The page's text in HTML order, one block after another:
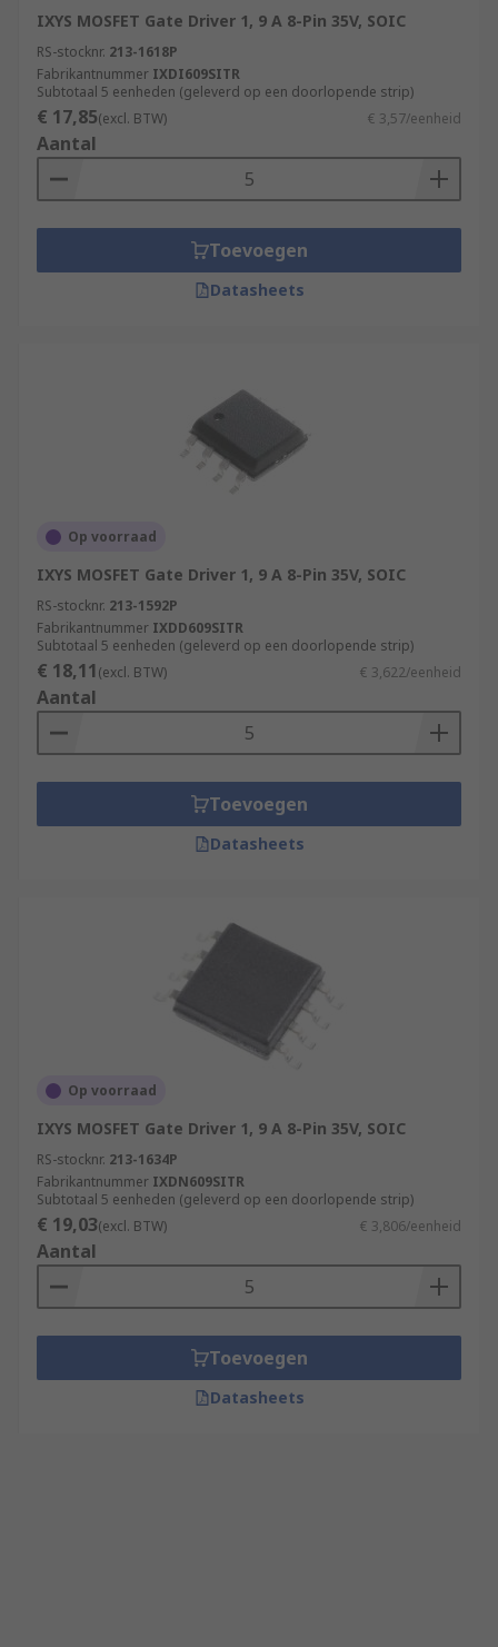
IXYS MOSFET Gate Driver 1, 9 A 8-Pin 35V, SOIC
RS-stocknr. 213-1618P
Fabrikantnummer IXDI609SITR
Subtotaal 5 eenheden (geleverd op een doorlopende strip)
€ 17,85(excl. BTW) € 3,57/eenheid
Aantal
Toevoegen
Datasheets
Op voorraad
IXYS MOSFET Gate Driver 1, 9 A 8-Pin 35V, SOIC
RS-stocknr. 213-1592P
Fabrikantnummer IXDD609SITR
Subtotaal 5 eenheden (geleverd op een doorlopende strip)
€ 18,11(excl. BTW) € 3,622/eenheid
Aantal
Toevoegen
Datasheets
Op voorraad
IXYS MOSFET Gate Driver 1, 9 A 8-Pin 35V, SOIC
RS-stocknr. 213-1634P
Fabrikantnummer IXDN609SITR
Subtotaal 5 eenheden (geleverd op een doorlopende strip)
€ 19,03(excl. BTW) € 3,806/eenheid
Aantal
Toevoegen
Datasheets